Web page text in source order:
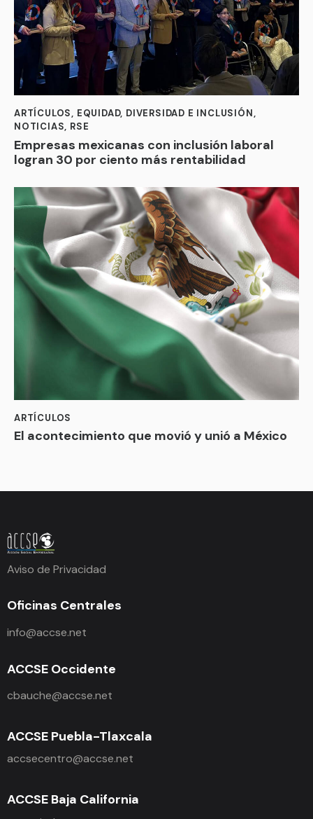
ARTÍCULOS, EQUIDAD, DIVERSIDAD E INCLUSIÓN,
NOTICIAS, RSE
Empresas mexicanas con inclusión laboral
logran 30 por ciento más rentabilidad
ARTÍCULOS
El acontecimiento que movió y unió a México
Aviso de Privacidad
Oficinas Centrales
info@accse.net
ACCSE Occidente
cbauche@accse.net
ACCSE Puebla-Tlaxcala
accsecentro@accse.net
ACCSE Baja California